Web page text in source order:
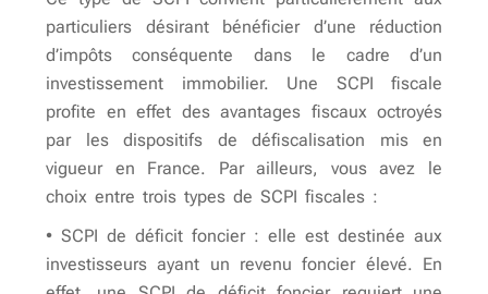
particuliers désirant bénéficier d’une réduction
d’impôts conséquente dans le cadre d’un
investissement immobilier. Une SCPI fiscale
profite en effet des avantages fiscaux octroyés
par les dispositifs de défiscalisation mis en
vigueur en France. Par ailleurs, vous avez le
choix entre trois types de SCPI fiscales :
• SCPI de déficit foncier : elle est destinée aux
investisseurs ayant un revenu foncier élevé. En